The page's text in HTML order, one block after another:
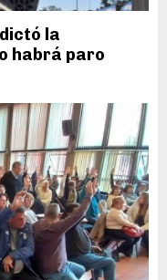
la
habrá paro